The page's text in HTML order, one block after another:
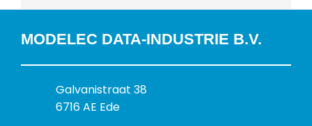
MODELEC DATA-INDUSTRIE B.V.
B
e
Galvanistraat 38
6716 AE Ede